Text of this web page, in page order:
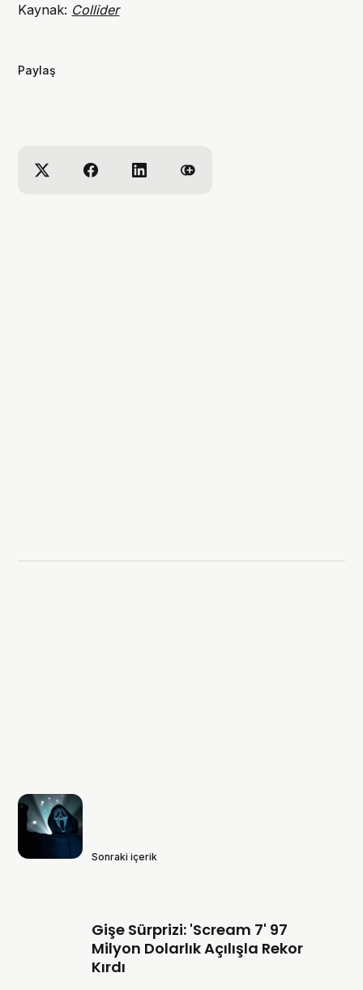
Kaynak: Collider
Paylaş
Sonraki içerik
Gişe Sürprizi: 'Scream 7' 97
Milyon Dolarlık Açılışla Rekor
Kırdı